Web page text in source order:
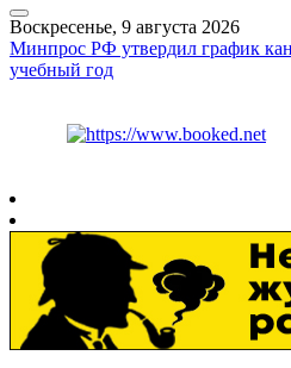
Воскресенье, 9 августа 2026
Минпрос РФ утвердил график
учебный год